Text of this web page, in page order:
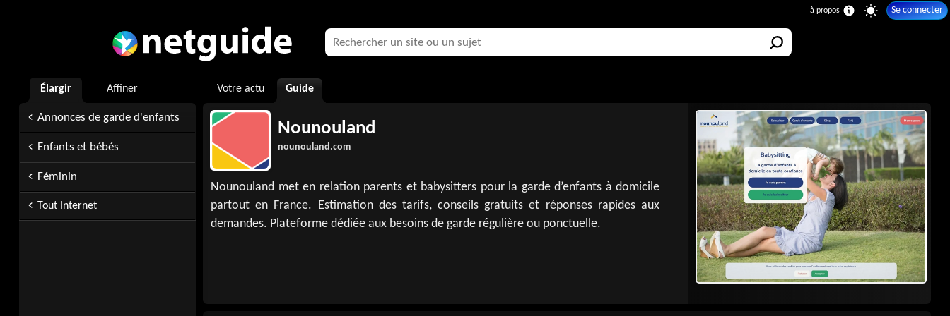
Se connecter
Élargir Affiner
Annonces de garde d'enfants
Enfants et bébés
Féminin
Tout Internet
Votre actu Guide
Nounouland
nounouland.com
Nounouland met en relation parents et babysitters pour la garde d’enfants à domicile
partout en France. Estimation des tarifs, conseils gratuits et réponses rapides aux
demandes. Plateforme dédiée aux besoins de garde régulière ou ponctuelle.